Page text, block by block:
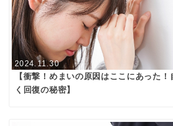
2024.11.30
【衝撃！めまいの原因はここにあった
く回復の秘密】